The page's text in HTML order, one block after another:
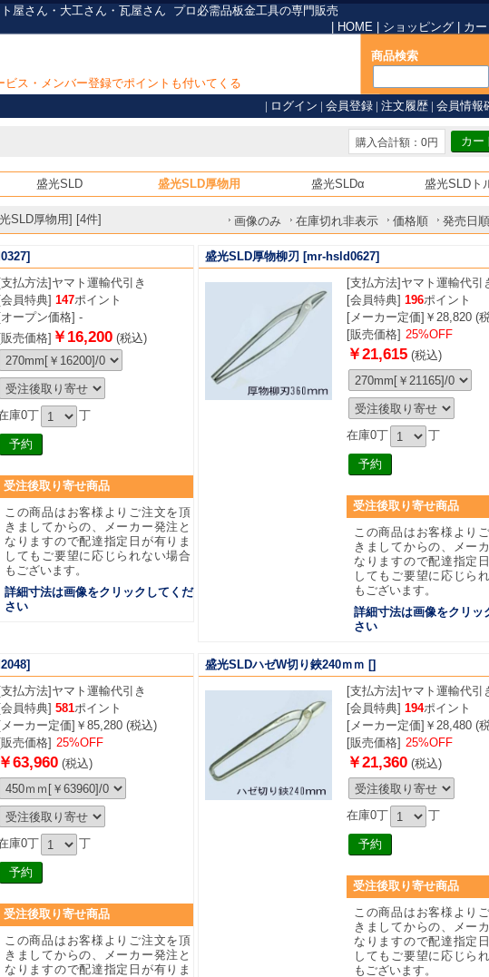
屋さん・大工さん・瓦屋さん プロ必需品板金工具の専門販売
HOME ショッピング カ
ス・メンバー登録でポイントも付いてくる
商品検索
| ログイン | 会員登録 | 注文履歴 | 会員情報
購入合計額：0円
盛光SLD 盛光SLD厚物用 盛光SLDα 盛光SLDト
SLD厚物用] [4件] 画像のみ 在庫切れ非表示 価格順 発売日順
[支払方法] ヤマト運輸代引き
[会員特典] 147ポイント
[オープン価格] -
[販売価格] ￥16,200(税込)
庫0丁 丁
受注後取り寄せ商品
この商品はお客様よりご注文を頂
きましてからの、メーカー発注と
なりますので配達指定日が有りま
してもご要望に応じられない場合
もございます。
詳細寸法は画像をクリックしてくだ
さい
盛光SLD厚物柳刃 [mr-hsld0627]
[支払方法] ヤマト運輸代引
[会員特典] 196ポイント
[メーカー定価]￥28,820 (
[販売価格] 25%OFF
￥21,615(税込)
在庫0丁 丁
受注後取り寄せ商品
この商品はお客様より
きましてからの、メー
なりますので配達指定
してもご要望に応じら
もございます。
詳細寸法は画像をクリッ
さい
[支払方法] ヤマト運輸代引き
[会員特典] 581ポイント
[メーカー定価]￥85,280 (税込)
[販売価格] 25%OFF
￥63,960(税込)
庫0丁 丁
受注後取り寄せ商品
この商品はお客様よりご注文を頂
きましてからの、メーカー発注と
なりますので配達指定日が有りま
盛光SLDハゼW切り鋏240ｍｍ []
[支払方法] ヤマト運輸代引
[会員特典] 194ポイント
[メーカー定価]￥28,480 (
[販売価格] 25%OFF
￥21,360(税込)
在庫0丁 丁
受注後取り寄せ商品
この商品はお客様より
きましてからの、メー
なりますので配達指定
してもご要望に応じら
もございます。